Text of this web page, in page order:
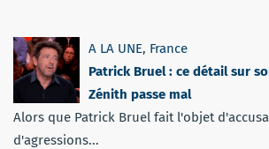
A LA UNE, France
Patrick Bruel : ce détail sur
Zénith passe mal
Alors que Patrick Bruel fait l'objet
d'agressions...